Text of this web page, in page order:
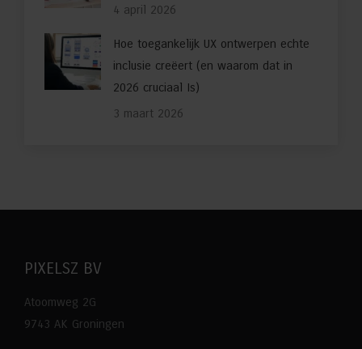
4 april 2026
Hoe toegankelijk UX ontwerpen echte
inclusie creëert (en waarom dat in
2026 cruciaal Is)
3 maart 2026
PIXELSZ BV
Atoomweg 2G
9743 AK Groningen